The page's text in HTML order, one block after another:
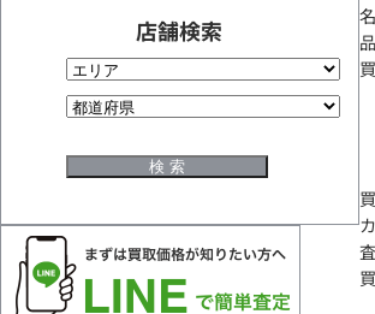
店舗検索